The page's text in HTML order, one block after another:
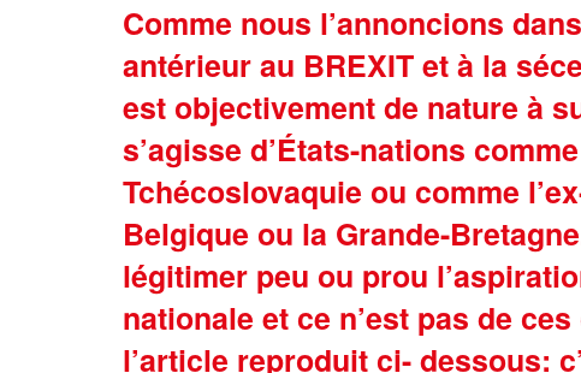
Comme nous l’annoncions
antérieur au BREXIT et à la
est objectivement de nature à
s’agisse d’États-nations
Tchécoslovaquie ou comme
Belgique ou la Grande-
légitimer peu ou prou
nationale et ce n’est pas de
l’article reproduit ci- dessous: